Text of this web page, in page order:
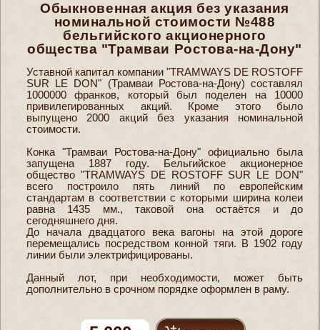
Обыкновенная акция без указания
номинальной стоимости №488
бельгийского акционерного
общества "Трамваи Ростова-на-Дону"
Уставной капитал компании "TRAMWAYS DE ROSTOFF
SUR LE DON" (Трамваи Ростова-на-Дону) составлял
1000000 франков, который был поделен на 10000
привилегированных акций. Кроме этого было
выпущено 2000 акций без указания номинальной
стоимости.
Конка "Трамваи Ростова-на-Дону" официально была
запущена 1887 году. Бельгийское акционерное
общество "TRAMWAYS DE ROSTOFF SUR LE DON"
всего построило пять линий по европейским
стандартам в соответствии с которыми ширина колеи
равна 1435 мм., таковой она остаётся и до
сегодняшнего дня.
До начала двадцатого века вагоны на этой дороге
перемещались посредством конной тяги. В 1902 году
линии были электрифицированы.
Данный лот, при необходимости, может быть
дополнительно в срочном порядке оформлен в раму.